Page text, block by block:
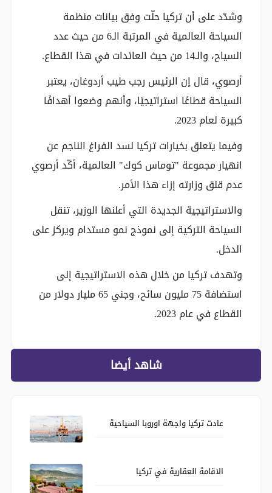
وشدّد على أن تركيا حلّت وفق بيانات منظمة
السياحة العالمية في المرتبة الـ6 من حيث عدد
السياح، والـ14 من حيث العائدات في هذا القطاع.
أرصوي، قال إن الرئيس رجب طيب أردوغان، يعتبر
السياحة قطاعًا استراتيجيًا، وأنهم وضعوا أهدافًا
كبيرة لعام 2023.
وفيما يتعلق بخيارات تركيا لسد الفراغ الناجم عن
انهيار مجموعة "توماس كوك" العالمية، أكّد أرصوي
عدم قلق وزارته إزاء هذا الأمر.
والاستراتيجية الجديدة التي أعلنها الوزير، تنقل
السياحة التركية إلى نموذج نمو مستدام ويركز على
الدخل.
وتهدف تركيا من خلال هذه الاستراتيجية إلى
استضافة 75 مليون سائح، وجني 65 مليار دولار من
القطاع في عام 2023.
شاهد أيضا
عادت تركيا واجهة اوروبا السياحية
الاقامة العقارية في تركيا